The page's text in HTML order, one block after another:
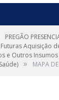
PREGÃO
Aquisição
e Outros
» MAPA